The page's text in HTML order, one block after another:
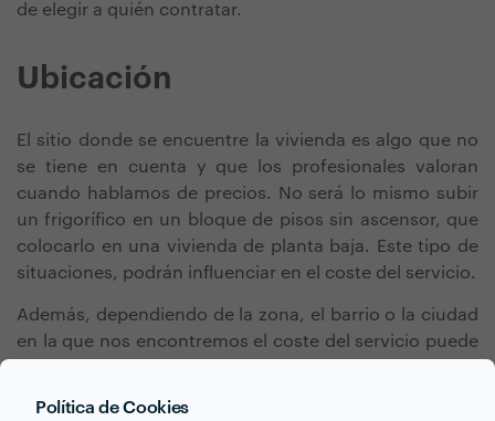
Política de Cookies
de elegir a quién contratar.
Ubicación
El sitio donde se encuentre la vivienda es algo que no
se tiene en cuenta y que los profesionales valoran
cuando hablamos de precios. No será lo mismo subir
un frigorífico en un bloque de pisos sin ascensor, que
colocarlo en una vivienda de planta baja. Este tipo de
situaciones, podrán influenciar en el coste del servicio.
Además, dependiendo de la zona, el barrio o la ciudad
en la que nos encontremos el coste del servicio puede